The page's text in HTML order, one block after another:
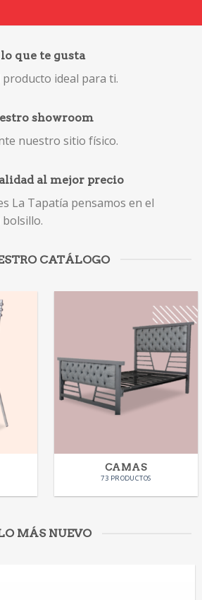
que te gusta
ideal para ti.
showroom
nuestro sitio físico.
al mejor precio
La Tapatía pensamos en el
CATÁLOGO
CAMAS
73 PRODUCTOS
MÁS NUEVO